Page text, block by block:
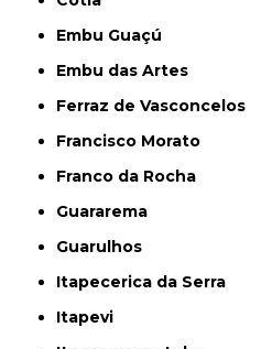
Embu Guaçú
Embu das Artes
Ferraz de Vasconcelos
Francisco Morato
Franco da Rocha
Guararema
Guarulhos
Itapecerica da Serra
Itapevi